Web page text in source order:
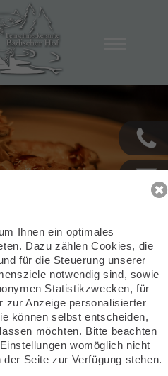
kurze Pause.
wir wieder für Sie da.
Ihnen ein optimales
Dazu zählen Cookies, die
für die Steuerung unserer
notwendig sind, sowie
Statistikzwecken, für
zur Anzeige personalisierter
können selbst entscheiden,
möchten. Bitte beachten
womöglich nicht
Seite zur Verfügung stehen.